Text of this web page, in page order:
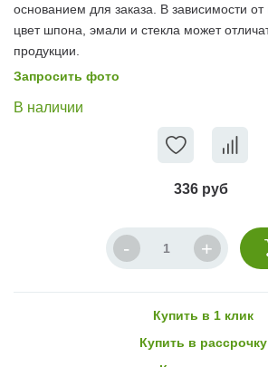
основанием для заказа. В зависимости
цвет шпона, эмали и стекла может
продукции.
Запросить фото
В наличии
336 руб
Купить в 1 клик
Купить в рассрочку